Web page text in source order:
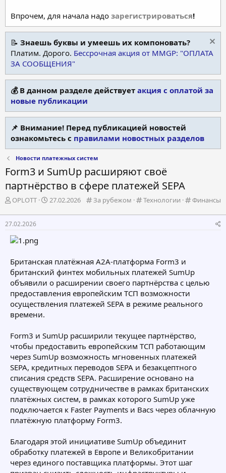
Впрочем, для начала надо зарегистрироваться!
📝 Знаешь буквы и умеешь их компоновать?
Платим. Дорого. Бессрочная акция от MMGP: "ОПЛАТА
ЗА СООБЩЕНИЯ"
💰 В данном разделе действует акция с оплатой за
новые публикации
📌 Внимание! Перед публикацией новостей
ознакомьтесь с правилами новостных разделов
Новости платежных систем
Form3 и SumUp расширяют своё
партнёрство в сфере платежей SEPA
К
т
и
я
За рубежом
К
т
и
я
Технологии
К
т
я
Финансы
А
т
о
р
т
м
ы
OPLOTT
Д
т
а
л
а
27.02.2026
27.02.2026
Британская платёжная A2A-платформа Form3 и
британский финтех мобильных платежей SumUp
объявили о расширении своего партнёрства с целью
предоставления европейским ТСП возможности
осуществления платежей SEPA в режиме реального
времени.
Form3 и SumUp расширили текущее партнёрство,
чтобы предоставить европейским ТСП работающим
через SumUp возможность мгновенных платежей
SEPA, кредитных переводов SEPA и безакцептного
списания средств SEPA. Расширение основано на
существующем сотрудничестве в рамках британских
платёжных систем, в рамках которого SumUp уже
подключается к Faster Payments и Bacs через облачную
платёжную платформу Form3.
Благодаря этой инициативе SumUp объединит
обработку платежей в Европе и Великобритании
через единого поставщика платформы. Этот шаг